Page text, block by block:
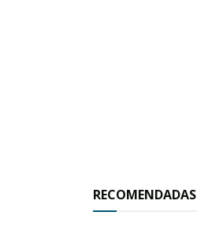
RECOMENDADAS